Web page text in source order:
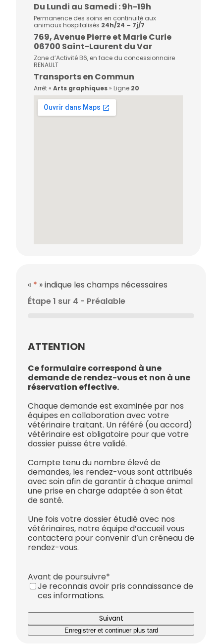
Du Lundi au Samedi : 9h-19h
Permanence des soins en continuité aux
animaux hospitalisés 24h/24 – 7j/7
769, Avenue Pierre et Marie Curie
06700 Saint-Laurent du Var
Zone d’Activité B6, en face du concessionnaire
RENAULT
Transports en Commun
Arrêt « Arts graphiques » Ligne 20
« * » indique les champs nécessaires
Étape1 sur 4 - Préalable
ATTENTION
Ce formulaire correspond à une
demande de rendez-vous et non à une
réservation effective.
Chaque demande est examinée par nos
équipes en collaboration avec votre
vétérinaire traitant. Un référé (ou accord)
vétérinaire est obligatoire pour que votre
dossier puisse être validé.
Compte tenu du nombre élevé de
demandes, les rendez-vous sont attribués
avec soin afin de garantir à chaque animal
une prise en charge adaptée à son état
de santé.
Une fois votre dossier étudié avec nos
vétérinaires, notre équipe d’accueil vous
contactera pour convenir d’un créneau de
rendez-vous.
Avant de poursuivre*
Je reconnais avoir pris connaissance de
ces informations.
Enregistrer et continuer plus tard